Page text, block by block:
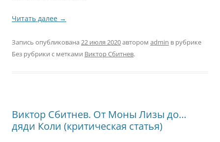
Читать далее →
Запись опубликована 22 июля 2020автором admin в рубрике
Без рубрики с метками Виктор Сбитнев.
Виктор Сбитнев. От Моны Лизы до…
дяди Коли (критическая статья)